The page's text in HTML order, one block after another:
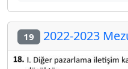
19 2022-2023